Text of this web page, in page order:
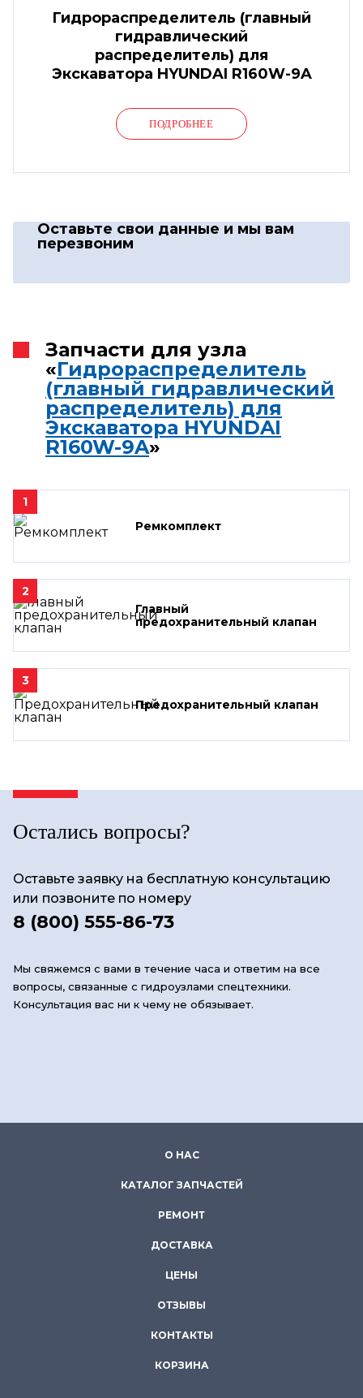
Гидрораспределитель (главный
гидравлический
распределитель) для
Экскаватора HYUNDAI R160W-9A
ПОДРОБНЕЕ
Оставьте свои данные и мы вам
перезвоним
Запчасти для узла
«Гидрораспределитель
(главный гидравлический
распределитель) для
Экскаватора HYUNDAI
R160W-9A»
1
Ремкомплект
2
Главный
предохранительный клапан
3
Предохранительный клапан
Остались вопросы?
Оставьте заявку на бесплатную консультацию
или позвоните по номеру
8 (800) 555-86-73
Мы свяжемся с вами в течение часа и ответим на все
вопросы, связанные с гидроузлами спецтехники.
Консультация вас ни к чему не обязывает.
О НАС
КАТАЛОГ ЗАПЧАСТЕЙ
РЕМОНТ
ДОСТАВКА
ЦЕНЫ
ОТЗЫВЫ
КОНТАКТЫ
КОРЗИНА